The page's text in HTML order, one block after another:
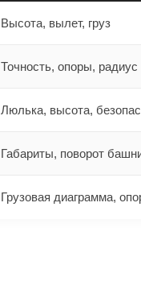
Высота, вылет, груз
Точность, опоры, радиус
Люлька, высота,
Габариты, поворот
Грузовая диаграмма,